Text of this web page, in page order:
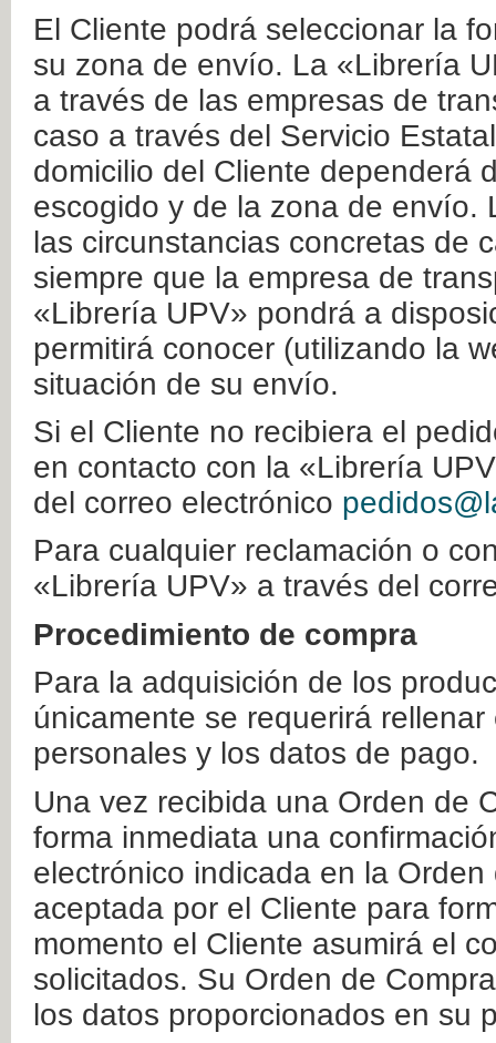
El Cliente podrá seleccionar la
su zona de envío. La «Librería
a través de las empresas de
caso a través del Servicio
domicilio del Cliente dependerá
escogido y de la zona de envío.
las circunstancias concretas de
siempre que la empresa de
«Librería UPV» pondrá a
permitirá conocer (utilizando la
situación de su envío.
Si el Cliente no recibiera el
en contacto con la «Librería
del correo electrónico
Para cualquier reclamación o
«Librería UPV» a través del
Procedimiento de compra
Para la adquisición de los
únicamente se requerirá
personales y los datos de pago.
Una vez recibida una Orden de
forma inmediata una
electrónico indicada en la
aceptada por el Cliente para
momento el Cliente asumirá el
solicitados. Su Orden de
los datos proporcionados en su